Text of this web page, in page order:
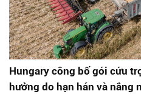
Hungary công bố gói cứu
hưởng do hạn hán và nắng